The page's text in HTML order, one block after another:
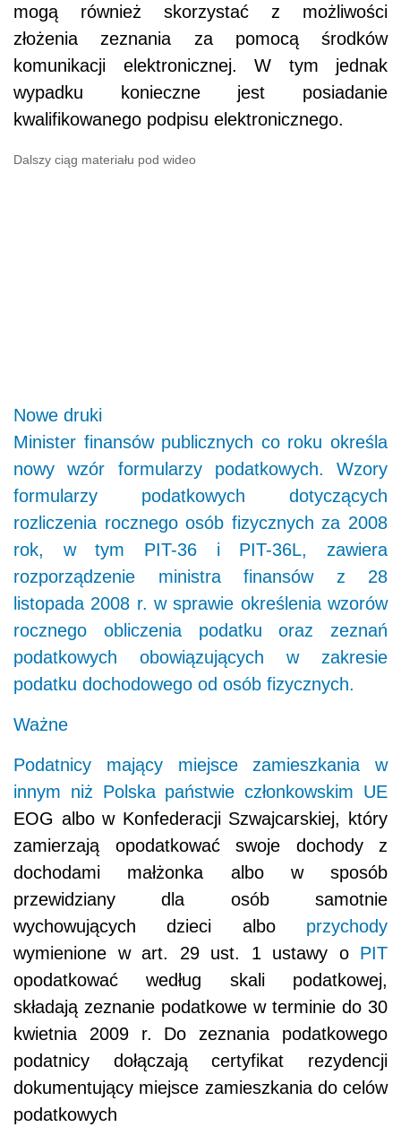
mogą również skorzystać z możliwości
złożenia zeznania za pomocą środków
komunikacji elektronicznej. W tym jednak
wypadku konieczne jest posiadanie
kwalifikowanego podpisu elektronicznego.
Dalszy ciąg materiału pod wideo
Nowe druki
Minister finansów publicznych co roku określa
nowy wzór formularzy podatkowych. Wzory
formularzy podatkowych dotyczących
rozliczenia rocznego osób fizycznych za 2008
rok, w tym PIT-36 i PIT-36L, zawiera
rozporządzenie ministra finansów z 28
listopada 2008 r. w sprawie określenia wzorów
rocznego obliczenia podatku oraz zeznań
podatkowych obowiązujących w zakresie
podatku dochodowego od osób fizycznych.
Ważne
Podatnicy mający miejsce zamieszkania w
innym niż Polska państwie członkowskim UE
EOG albo w Konfederacji Szwajcarskiej, który
zamierzają opodatkować swoje dochody z
dochodami małżonka albo w sposób
przewidziany dla osób samotnie
wychowujących dzieci albo przychody
wymienione w art. 29 ust. 1 ustawy o PIT
opodatkować według skali podatkowej,
składają zeznanie podatkowe w terminie do 30
kwietnia 2009 r. Do zeznania podatkowego
podatnicy dołączają certyfikat rezydencji
dokumentujący miejsce zamieszkania do celów
podatkowych